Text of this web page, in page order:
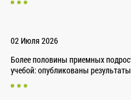
02 Июля 2026
Более половины приемных
учебой: опубликованы